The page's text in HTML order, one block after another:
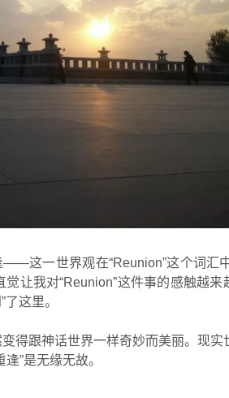
这一世界观在“Reunion”这个词汇
让我对“Reunion”这件事的感触越
这里。
得跟神话世界一样奇妙而美丽。现
”是无缘无故。